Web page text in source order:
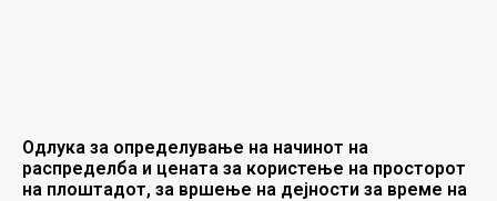
Одлука за определување на начинот на
распределба и цената за користење на просторот
на плоштадот, за вршење на дејности за време на